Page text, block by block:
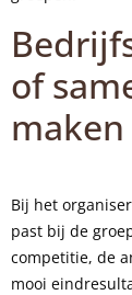
of
maken
Bij het
past bij de
competitie, de
mooi